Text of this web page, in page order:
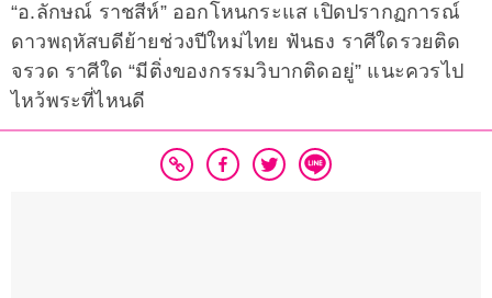
“อ.ลักษณ์ ราชสีห์” ออกโหนกระแส เปิดปรากฏการณ์
ดาวพฤหัสบดีย้ายช่วงปีใหม่ไทย ฟันธง ราศีใดรวยติด
จรวด ราศีใด “มีติ่งของกรรมวิบากติดอยู่” แนะควรไป
ไหว้พระที่ไหนดี